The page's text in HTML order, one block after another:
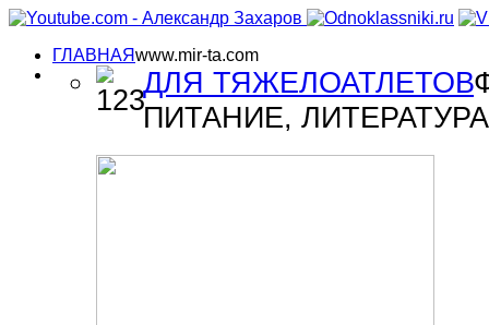
ГЛАВНАЯwww.mir-ta.com
ДЛЯ ТЯЖЕЛОАТЛЕТОВ
ПИТАНИЕ, ЛИТЕРАТУРА